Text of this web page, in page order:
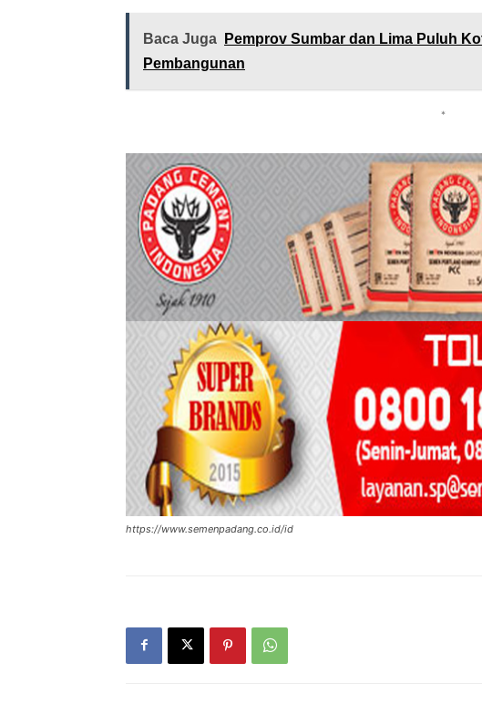
Baca Juga
Pemprov Sumbar dan Lima Puluh
Pembangunan
*
https://www.semenpadang.co.id/id